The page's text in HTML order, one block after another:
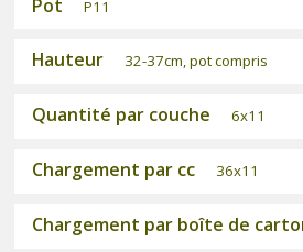
Pot P11
Hauteur 32-37cm, pot compris
Quantité par couche 6x11
Chargement par cc 36x11
Chargement par boîte de